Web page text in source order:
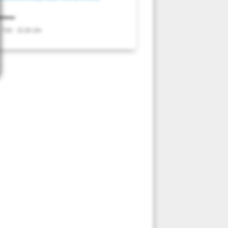
7:00 - 15:30 Uhr